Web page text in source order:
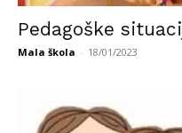
Pedagoške
Mala škola - 18/01/2023